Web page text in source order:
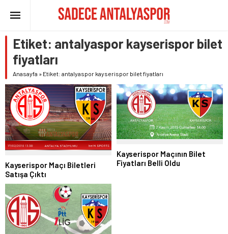
Etiket: antalyaspor kayserispor bilet
fiyatları
Anasayfa » Etiket: antalyaspor kayserispor bilet fiyatları
Kayserispor Maçı Biletleri
Satışa Çıktı
Kayserispor Maçının Bilet
Fiyatları Belli Oldu